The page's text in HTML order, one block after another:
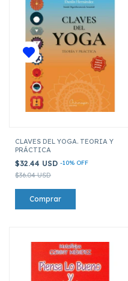
CLAVES DEL YOGA. TEORIA Y
PRÁCTICA
$32.44 USD -10% OFF
$36.04 USD